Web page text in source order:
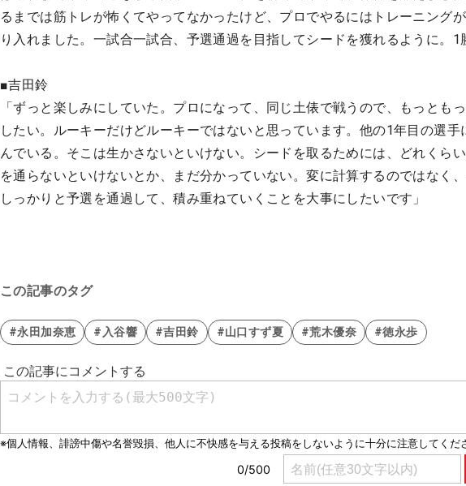
るまでは筋トレが怖くてやってなかったけど、プロでやるにはトレーニング
り入れました。一試合一試合、予選通過を目指してシードを獲れるように。1
■吉田鈴
「ずっと楽しみにしていた。プロになって、同じ土俵で戦うので、もっとも
したい。ルーキーだけどルーキーではないと思っています。他の1年目の選手
んでいる。そこは生かさないといけない。シードを取るためには、どれくら
を通らないといけないとか、まだ分かっていない。変に計算するのではなく、
しっかりと予選を通過して、積み重ねていくことを大事にしたいです」
この記事のタグ
#永田加奈恵 #入谷響 #吉田鈴 #山口すず夏 #荒木優奈 #徳永歩